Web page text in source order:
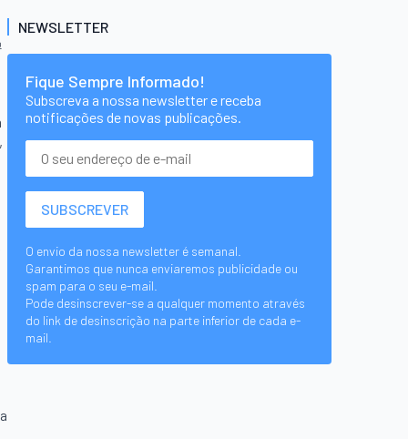
NEWSLETTER
Fique Sempre Informado!
Subscreva a nossa newsletter e receba
notificações de novas publicações.
O envio da nossa newsletter é semanal.
Garantimos que nunca enviaremos publicidade ou
spam para o seu e-mail.
Pode desinscrever-se a qualquer momento através
do link de desinscrição na parte inferior de cada e-
mail.